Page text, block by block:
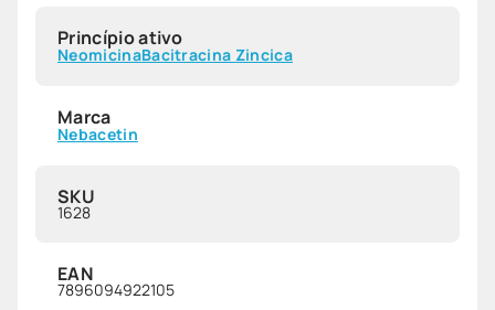
Princípio ativo
NeomicinaBacitracina Zincica
Marca
Nebacetin
SKU
1628
EAN
7896094922105